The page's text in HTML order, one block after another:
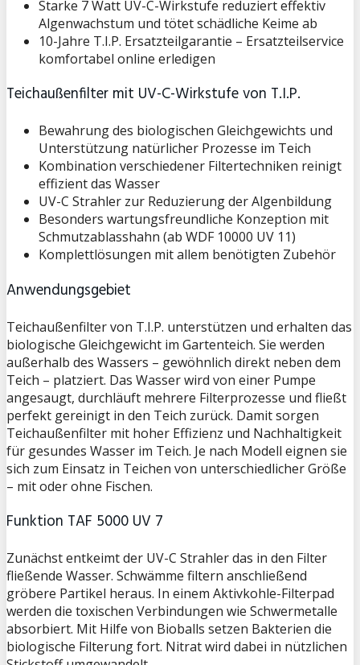
Starke 7 Watt UV-C-Wirkstufe reduziert effektiv
Algenwachstum und tötet schädliche Keime ab
10-Jahre T.I.P. Ersatzteilgarantie – Ersatzteilservice
komfortabel online erledigen
Teichaußenfilter mit UV-C-Wirkstufe von T.I.P.
Bewahrung des biologischen Gleichgewichts und
Unterstützung natürlicher Prozesse im Teich
Kombination verschiedener Filtertechniken reinigt
effizient das Wasser
UV-C Strahler zur Reduzierung der Algenbildung
Besonders wartungsfreundliche Konzeption mit
Schmutzablasshahn (ab WDF 10000 UV 11)
Komplettlösungen mit allem benötigten Zubehör
Anwendungsgebiet
Teichaußenfilter von T.I.P. unterstützen und erhalten das
biologische Gleichgewicht im Gartenteich. Sie werden
außerhalb des Wassers – gewöhnlich direkt neben dem
Teich – platziert. Das Wasser wird von einer Pumpe
angesaugt, durchläuft mehrere Filterprozesse und fließt
perfekt gereinigt in den Teich zurück. Damit sorgen
Teichaußenfilter mit hoher Effizienz und Nachhaltigkeit
für gesundes Wasser im Teich. Je nach Modell eignen sie
sich zum Einsatz in Teichen von unterschiedlicher Größe
– mit oder ohne Fischen.
Funktion TAF 5000 UV 7
Zunächst entkeimt der UV-C Strahler das in den Filter
fließende Wasser. Schwämme filtern anschließend
gröbere Partikel heraus. In einem Aktivkohle-Filterpad
werden die toxischen Verbindungen wie Schwermetalle
absorbiert. Mit Hilfe von Bioballs setzen Bakterien die
biologische Filterung fort. Nitrat wird dabei in nützlichen